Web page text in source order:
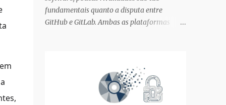
Basics: What Exactly Is an IP Address? An IP
address is a unique numerical label assigned
postal address but for the digital realm. Just
as mail carriers need ...
fundamentais quanto a disputa entre
GitHub e GitLab. Ambas as plataformas
ferramentas de colaboração e ecossistemas
completos para equipes de todos os
tamanhos. No entanto, apesar de